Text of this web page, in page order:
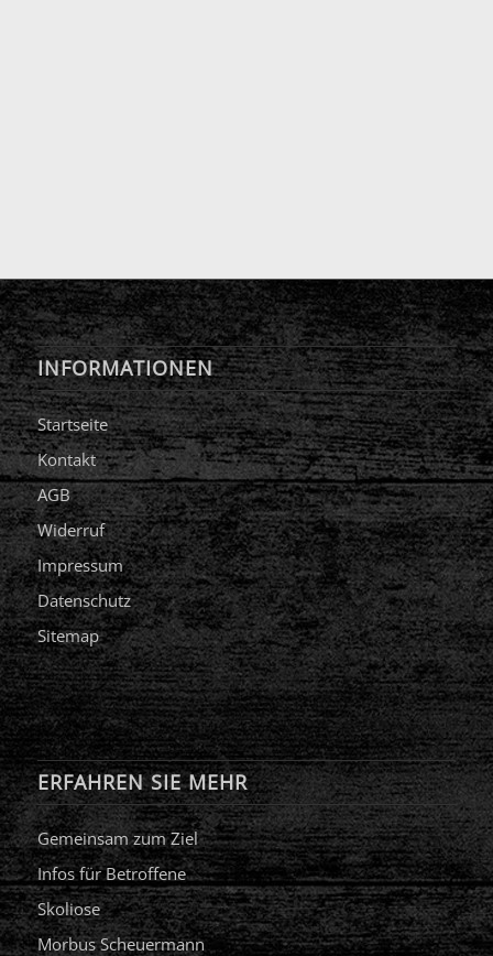
INFORMATIONEN
Startseite
Kontakt
AGB
Widerruf
Impressum
Datenschutz
Sitemap
ERFAHREN SIE MEHR
Gemeinsam zum Ziel
Infos für Betroffene
Skoliose
Morbus Scheuermann